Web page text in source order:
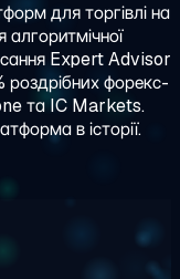
для торгівлі на
Expert Advisor
форекс-
та IC Markets.
в історії.